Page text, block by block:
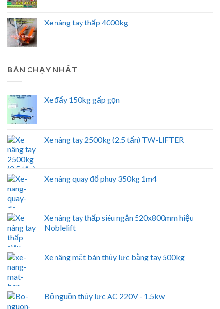
Xe nâng tay thấp 4000kg
BÁN CHẠY NHẤT
Xe đẩy 150kg gấp gọn
Xe nâng tay 2500kg (2.5 tấn) TW-LIFTER
Xe nâng quay đổ phuy 350kg 1m4
Xe nâng tay thấp siêu ngắn 520x800mm hiệu
Noblelift
Xe nâng mặt bàn thủy lực bằng tay 500kg
Bộ nguồn thủy lực AC 220V - 1.5kw